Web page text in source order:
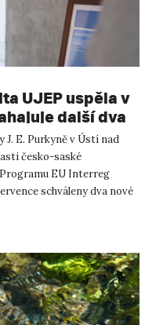
UJEP uspěla v
další dva
se saskými
E. Purkyně v Ústí nad
česko-saské
EU Interreg
schváleny dva nové